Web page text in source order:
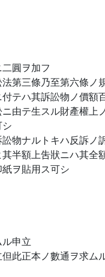
圓ヲ加フ
第三條乃至第六條ノ
テハ其訴訟物ノ價額
由テ生スル財產權上
物ナルトキハ反訴ノ
半額上吿狀ニハ其全
ヲ貼用ス可シ
申立
此正本ノ數通ヲ求ム